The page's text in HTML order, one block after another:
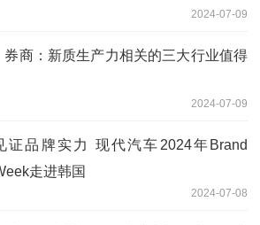
2024-07-09
商：新质生产力相关的三大行业值得
2024-07-09
证品牌实力 现代汽车2024年Brand
走进韩国
2024-07-08